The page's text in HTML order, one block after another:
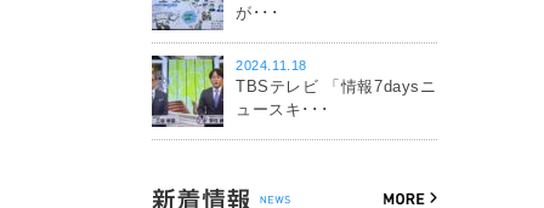
が･･･
2024.11.18
TBSテレビ 「情報7daysニ
ュースキ･･･